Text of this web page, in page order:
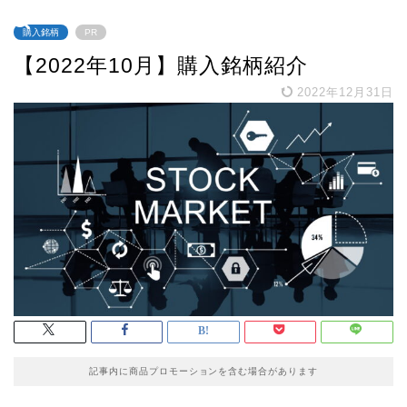
購入銘柄 PR
【2022年10月】購入銘柄紹介
2022年12月31日
記事内に商品プロモーションを含む場合があります